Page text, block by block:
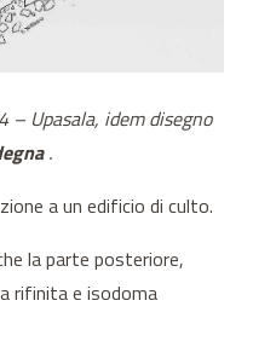
– Upasala, idem disegno
.
a un edificio di culto.
la parte posteriore,
rifinita e isodoma